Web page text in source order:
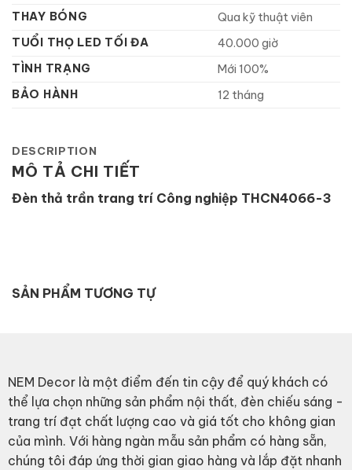
THAY BÓNG
Qua kỹ thuật viên
TUỔI THỌ LED TỐI ĐA
40.000 giờ
TÌNH TRẠNG
Mới 100%
BẢO HÀNH
12 tháng
DESCRIPTION
MÔ TẢ CHI TIẾT
Đèn thả trần trang trí Công nghiệp THCN4066-3
SẢN PHẨM TƯƠNG TỰ
NEM Decor là một điểm đến tin cậy để quý khách có
thể lựa chọn những sản phẩm nội thất, đèn chiếu sáng -
trang trí đạt chất lượng cao và giá tốt cho không gian
của mình. Với hàng ngàn mẫu sản phẩm có hàng sẵn,
chúng tôi đáp ứng thời gian giao hàng và lắp đặt nhanh